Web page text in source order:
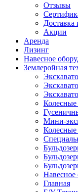
Отзывы
Доставка
Акции
Аренда
Лизинг
Навесное
Землеройная
Колесные
Мини-
Колесные
Навесное
Главная